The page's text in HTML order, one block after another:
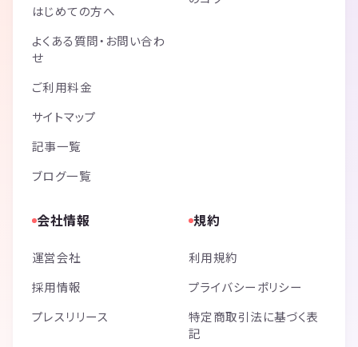
はじめての方へ
よくある質問・お問い合わ
せ
ご利用料金
サイトマップ
記事一覧
ブログ一覧
会社情報
運営会社
採用情報
プレスリリース
規約
利用規約
プライバシーポリシー
特定商取引法に基づく表
記